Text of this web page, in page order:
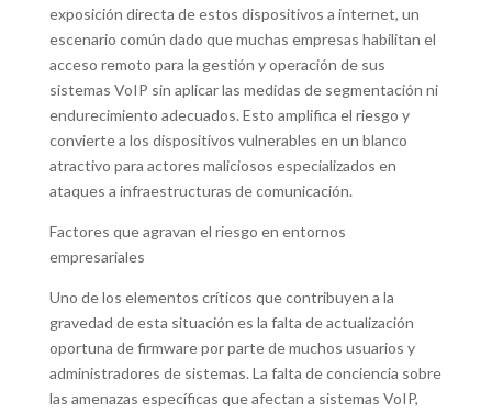
exposición directa de estos dispositivos a internet, un
escenario común dado que muchas empresas habilitan el
acceso remoto para la gestión y operación de sus
sistemas VoIP sin aplicar las medidas de segmentación ni
endurecimiento adecuados. Esto amplifica el riesgo y
convierte a los dispositivos vulnerables en un blanco
atractivo para actores maliciosos especializados en
ataques a infraestructuras de comunicación.
Factores que agravan el riesgo en entornos
empresariales
Uno de los elementos críticos que contribuyen a la
gravedad de esta situación es la falta de actualización
oportuna de firmware por parte de muchos usuarios y
administradores de sistemas. La falta de conciencia sobre
las amenazas específicas que afectan a sistemas VoIP,